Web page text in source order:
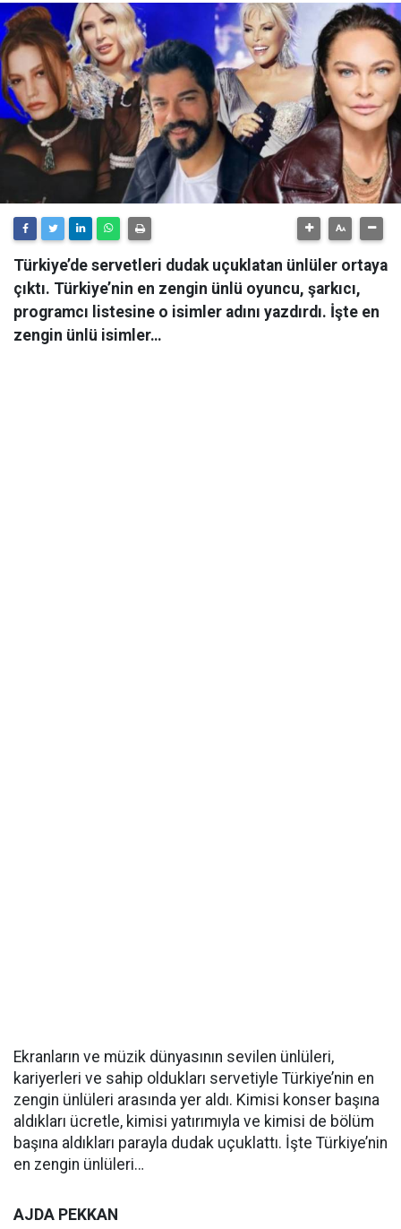
Türkiye’de servetleri dudak uçuklatan ünlüler ortaya
çıktı. Türkiye’nin en zengin ünlü oyuncu, şarkıcı,
programcı listesine o isimler adını yazdırdı. İşte en
zengin ünlü isimler…
Ekranların ve müzik dünyasının sevilen ünlüleri,
kariyerleri ve sahip oldukları servetiyle Türkiye’nin en
zengin ünlüleri arasında yer aldı. Kimisi konser başına
aldıkları ücretle, kimisi yatırımıyla ve kimisi de bölüm
başına aldıkları parayla dudak uçuklattı. İşte Türkiye’nin
en zengin ünlüleri…
AJDA PEKKAN